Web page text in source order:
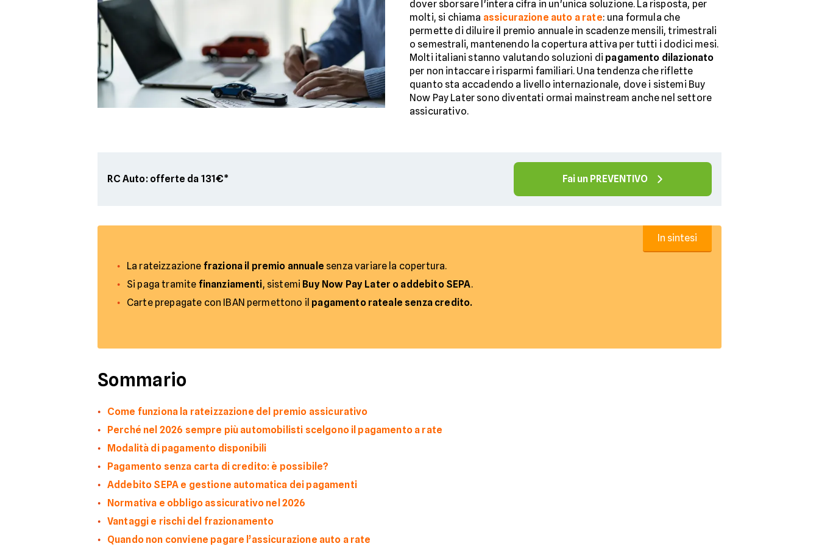
dover sborsare l'intera cifra in un'unica soluzione. La risposta, per
molti, si chiama assicurazione auto a rate: una formula che
permette di diluire il premio annuale in scadenze mensili, trimestrali
o semestrali, mantenendo la copertura attiva per tutti i dodici mesi.
Molti italiani stanno valutando soluzioni di pagamento dilazionato
per non intaccare i risparmi familiari. Una tendenza che riflette
quanto sta accadendo a livello internazionale, dove i sistemi Buy
Now Pay Later sono diventati ormai mainstream anche nel settore
assicurativo.
RC Auto: offerte da 131€* Fai un PREVENTIVO
La rateizzazione fraziona il premio annuale senza variare la copertura.
Si paga tramite finanziamenti, sistemi Buy Now Pay Later o addebito SEPA.
Carte prepagate con IBAN permettono il pagamento rateale senza credito.
In sintesi
Sommario
Come funziona la rateizzazione del premio assicurativo
Perché nel 2026 sempre più automobilisti scelgono il pagamento a rate
Modalità di pagamento disponibili
Pagamento senza carta di credito: è possibile?
Addebito SEPA e gestione automatica dei pagamenti
Normativa e obbligo assicurativo nel 2026
Vantaggi e rischi del frazionamento
Quando non conviene pagare l’assicurazione auto a rate